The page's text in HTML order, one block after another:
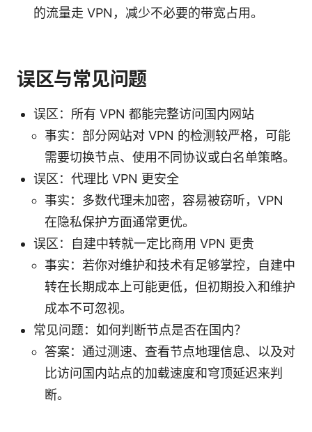
的流量走 VPN，减少不必要的带宽占用。
误区与常见问题
误区：所有 VPN 都能完整访问国内网站
事实：部分网站对 VPN 的检测较严格，可能
需要切换节点、使用不同协议或白名单策略。
误区：代理比 VPN 更安全
事实：多数代理未加密，容易被窃听，VPN
在隐私保护方面通常更优。
误区：自建中转就一定比商用 VPN 更贵
事实：若你对维护和技术有足够掌控，自建中
转在长期成本上可能更低，但初期投入和维护
成本不可忽视。
常见问题：如何判断节点是否在国内？
答案：通过测速、查看节点地理信息、以及对
比访问国内站点的加载速度和穹顶延迟来判
断。